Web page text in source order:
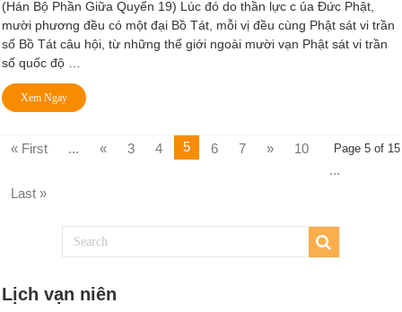
(Hán Bộ Phần Giữa Quyển 19) Lúc đó do thần lực c ủa Ðức Phật,
mười phương đều có một đại Bồ Tát, mỗi vị đều cùng Phật sát vi trần
số Bồ Tát câu hội, từ những thế giới ngoài mười vạn Phật sát vi trần
số quốc độ …
Xem Ngay
Page 5 of 15
« First ... « 3 4 5 6 7 »
10
...
Last »
Lịch vạn niên